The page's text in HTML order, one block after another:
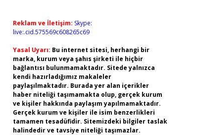
Reklam ve İletişim: Skype:
live:.cid.575569c608265c69
Yasal Uyarı: Bu internet sitesi, herhangi bir
marka, kurum veya şahıs şirketi ile hiçbir
bağlantısı bulunmamaktadır. Sitede yalnızca
kendi hazırladığımız makaleler
paylaşılmaktadır. Burada yer alan içerikler
haber niteliği taşımamakta olup, gerçek kurum
ve kişiler hakkında paylaşım yapılmamaktadır.
Gerçek kurum ve kişiler ile isim benzerlikleri
tamamen tesadüfidir. Sitemizdeki bilgiler taslak
halindedir ve tavsiye niteliği taşımazlar.